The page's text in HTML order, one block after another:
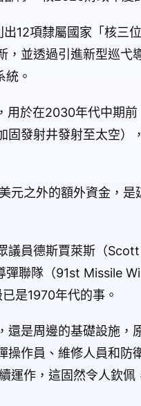
12項隸屬國家「核三
，並透過引進新型巡
。
用於在2030年代中期
發射井發射至太空）
元之外的額外資金，
議員德斯賈萊斯（
聯隊（91st Missile
是1970年代的事。
還是周邊的基礎設施
操作員、維修人員和
運作，這固然令人欽